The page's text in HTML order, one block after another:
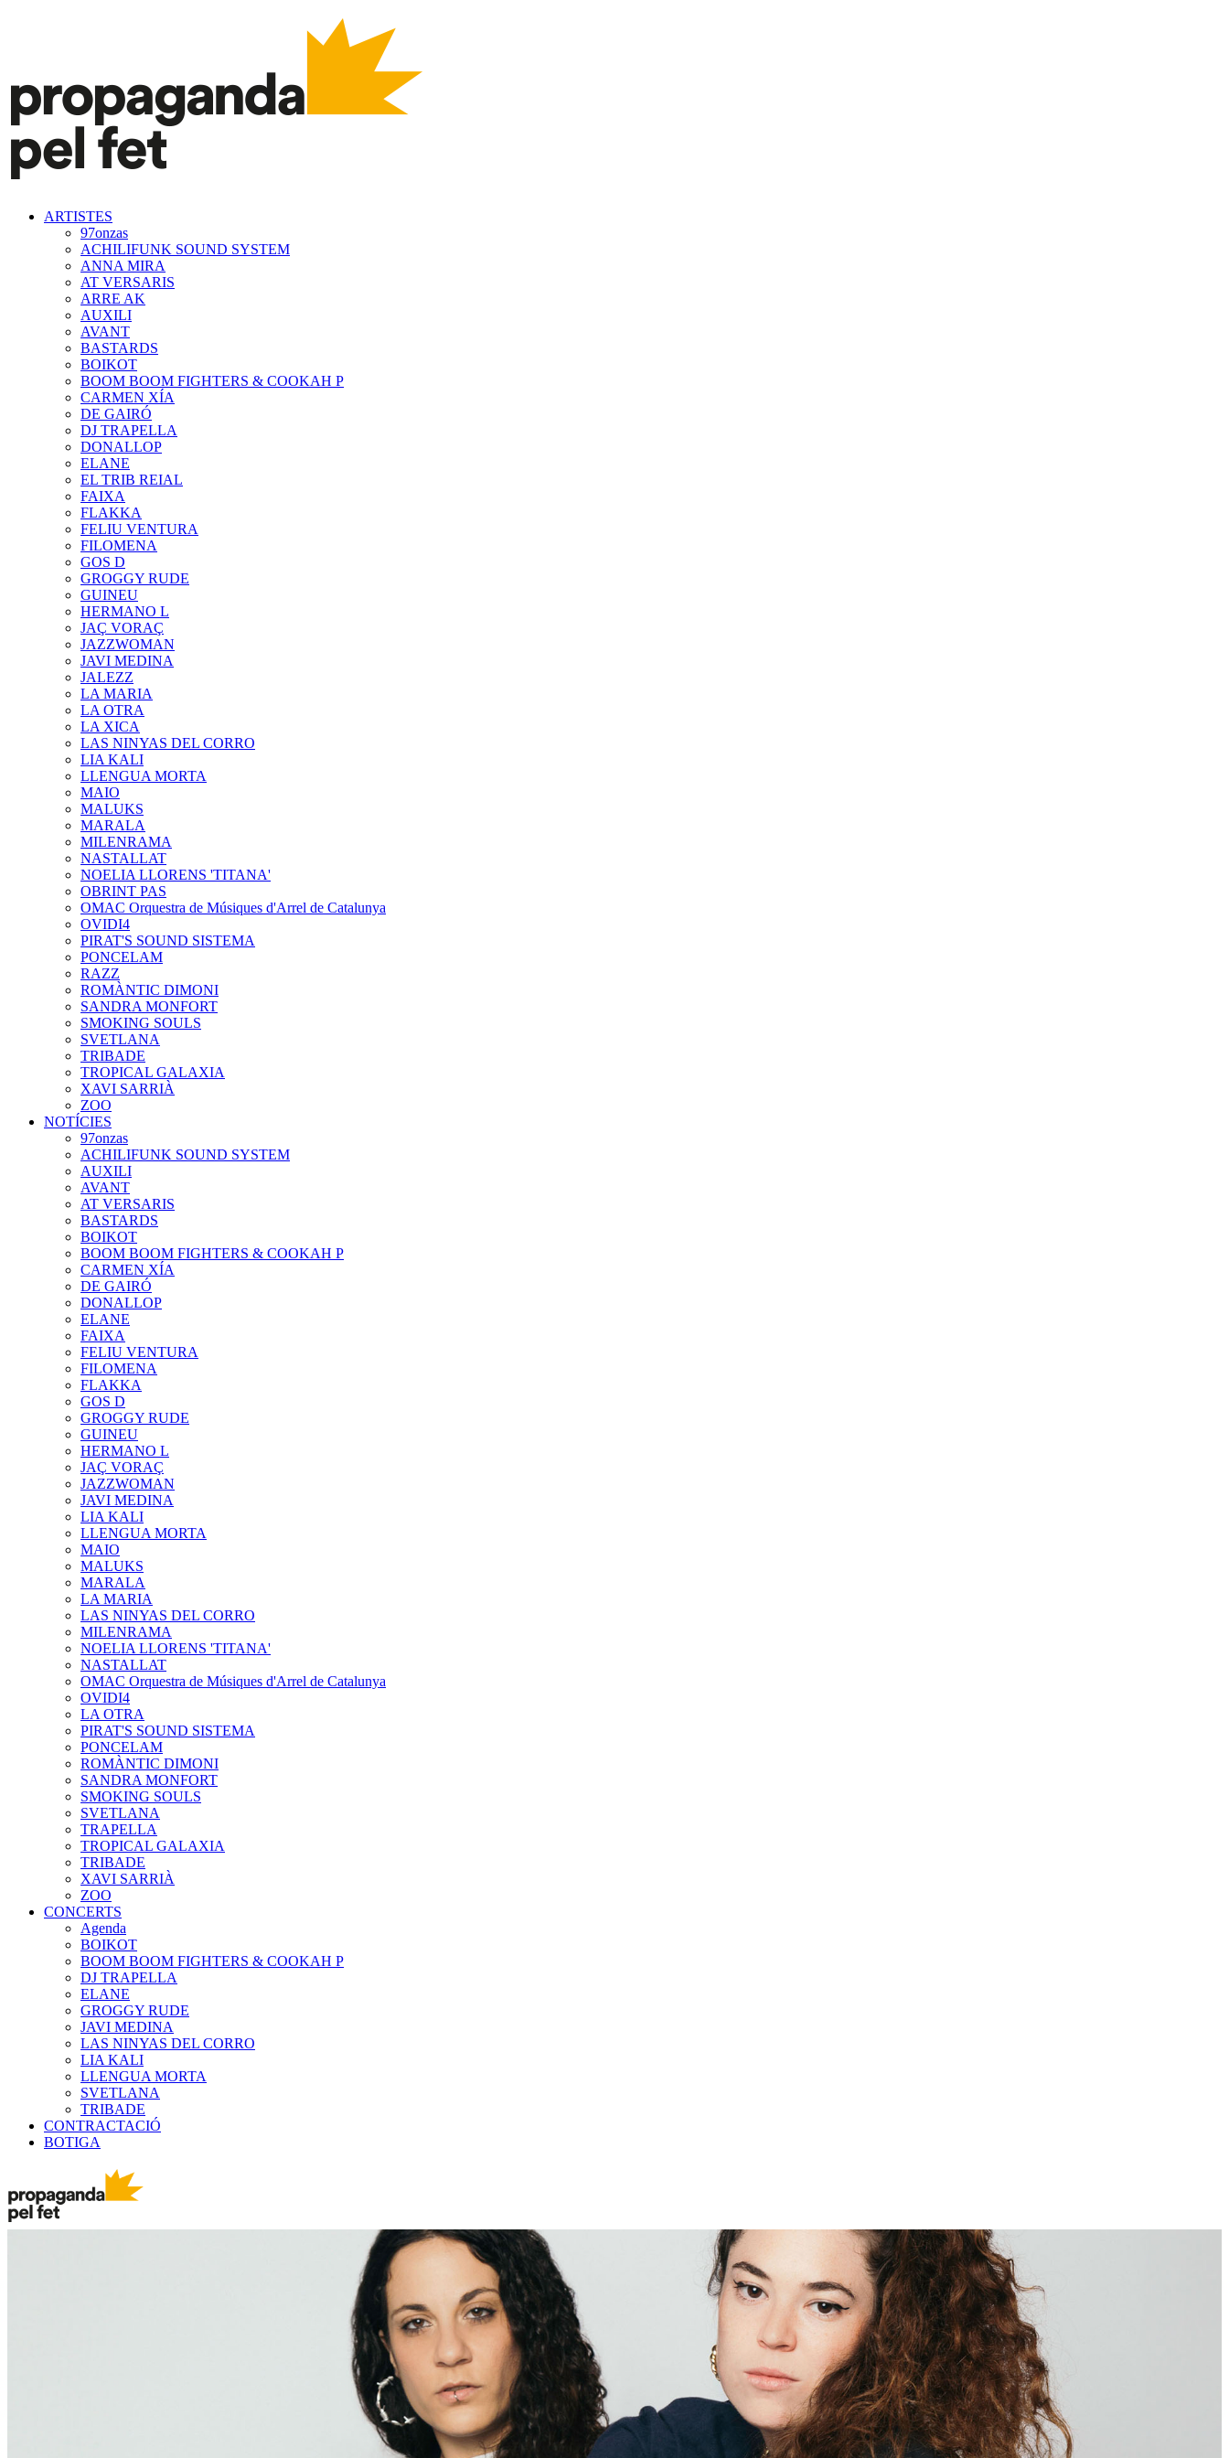
ARTISTES
97onzas
ACHILIFUNK SOUND SYSTEM
ANNA MIRA
AT VERSARIS
ARRE AK
AUXILI
AVANT
BASTARDS
BOIKOT
BOOM BOOM FIGHTERS & COOKAH P
CARMEN XÍA
DE GAIRÓ
DJ TRAPELLA
DONALLOP
ELANE
EL TRIB REIAL
FAIXA
FLAKKA
FELIU VENTURA
FILOMENA
GOS D
GROGGY RUDE
GUINEU
HERMANO L
JAÇ VORAÇ
JAZZWOMAN
JAVI MEDINA
JALEZZ
LA MARIA
LA OTRA
LA XICA
LAS NINYAS DEL CORRO
LIA KALI
LLENGUA MORTA
MAIO
MALUKS
MARALA
MILENRAMA
NASTALLAT
NOELIA LLORENS 'TITANA'
OBRINT PAS
OMAC Orquestra de Músiques d'Arrel de Catalunya
OVIDI4
PIRAT'S SOUND SISTEMA
PONCELAM
RAZZ
ROMÀNTIC DIMONI
SANDRA MONFORT
SMOKING SOULS
SVETLANA
TRIBADE
TROPICAL GALAXIA
XAVI SARRIÀ
ZOO
NOTÍCIES
97onzas
ACHILIFUNK SOUND SYSTEM
AUXILI
AVANT
AT VERSARIS
BASTARDS
BOIKOT
BOOM BOOM FIGHTERS & COOKAH P
CARMEN XÍA
DE GAIRÓ
DONALLOP
ELANE
FAIXA
FELIU VENTURA
FILOMENA
FLAKKA
GOS D
GROGGY RUDE
GUINEU
HERMANO L
JAÇ VORAÇ
JAZZWOMAN
JAVI MEDINA
LIA KALI
LLENGUA MORTA
MAIO
MALUKS
MARALA
LA MARIA
LAS NINYAS DEL CORRO
MILENRAMA
NOELIA LLORENS 'TITANA'
NASTALLAT
OMAC Orquestra de Músiques d'Arrel de Catalunya
OVIDI4
LA OTRA
PIRAT'S SOUND SISTEMA
PONCELAM
ROMÀNTIC DIMONI
SANDRA MONFORT
SMOKING SOULS
SVETLANA
TRAPELLA
TROPICAL GALAXIA
TRIBADE
XAVI SARRIÀ
ZOO
CONCERTS
Agenda
BOIKOT
BOOM BOOM FIGHTERS & COOKAH P
DJ TRAPELLA
ELANE
GROGGY RUDE
JAVI MEDINA
LAS NINYAS DEL CORRO
LIA KALI
LLENGUA MORTA
SVETLANA
TRIBADE
CONTRACTACIÓ
BOTIGA